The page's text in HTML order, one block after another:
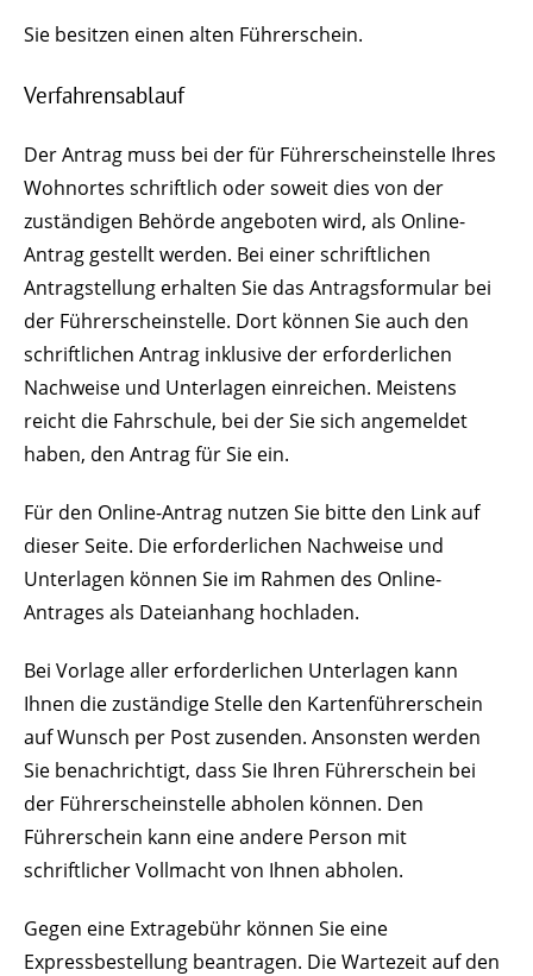
Sie besitzen einen alten Führerschein.
Verfahrensablauf
Der Antrag muss bei der für Führerscheinstelle Ihres
Wohnortes schriftlich oder soweit dies von der
zuständigen Behörde angeboten wird, als Online-
Antrag gestellt werden. Bei einer schriftlichen
Antragstellung erhalten Sie das Antragsformular bei
der Führerscheinstelle. Dort können Sie auch den
schriftlichen Antrag inklusive der erforderlichen
Nachweise und Unterlagen einreichen. Meistens
reicht die Fahrschule, bei der Sie sich angemeldet
haben, den Antrag für Sie ein.
Für den Online-Antrag nutzen Sie bitte den Link auf
dieser Seite. Die erforderlichen Nachweise und
Unterlagen können Sie im Rahmen des Online-
Antrages als Dateianhang hochladen.
Bei Vorlage aller erforderlichen Unterlagen kann
Ihnen die zuständige Stelle den Kartenführerschein
auf Wunsch per Post zusenden. Ansonsten werden
Sie benachrichtigt, dass Sie Ihren Führerschein bei
der Führerscheinstelle abholen können. Den
Führerschein kann eine andere Person mit
schriftlicher Vollmacht von Ihnen abholen.
Gegen eine Extragebühr können Sie eine
Expressbestellung beantragen. Die Wartezeit auf den